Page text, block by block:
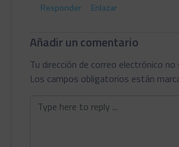
Responder Enlazar
Añadir un comentario
Tu dirección de correo electrónico no
Los campos obligatorios están
Comentario